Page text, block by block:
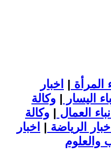
المرأة | اخبار
اليسار | وكالة
العمال | وكالة
اخبار الرياضة | اخبار